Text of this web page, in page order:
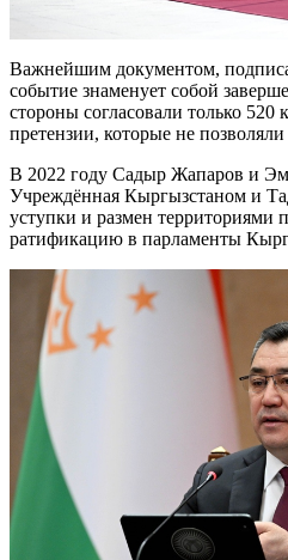
Важнейшим документом,
событие знаменует собой
стороны согласовали только
претензии, которые не
В 2022 году Садыр Жапаров и
Учреждённая Кыргызстаном и
уступки и размен территориями
ратификацию в парламенты